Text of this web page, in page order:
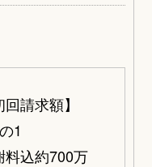
請求額】
1
料込約700万